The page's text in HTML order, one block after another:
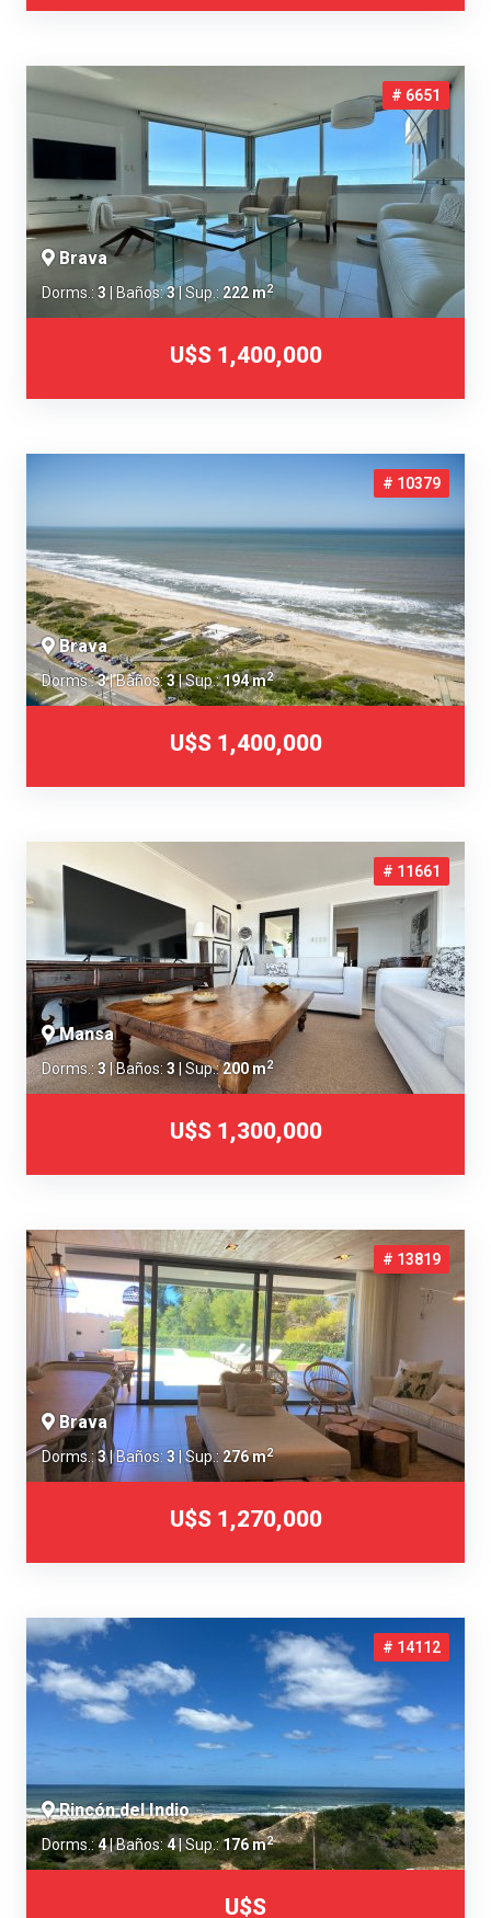
# 6651
Brava
Dorms.: 3 | Baños:3| Sup.: 222 m2
U$S 1,400,000
# 10379
Brava
Dorms.:3| Baños:3| Sup.:194 m2
U$S 1,400,000
# 11661
Mansa
Dorms.:3 | Baños: 3 | Sup.:200 m2
U$S 1,300,000
# 13819
Brava
Dorms.:3| Baños:3 | Sup.:276 m2
U$S 1,270,000
# 14112
Rincón del Indio
Dorms.:4| Baños:4| Sup.:176 m2
U$S